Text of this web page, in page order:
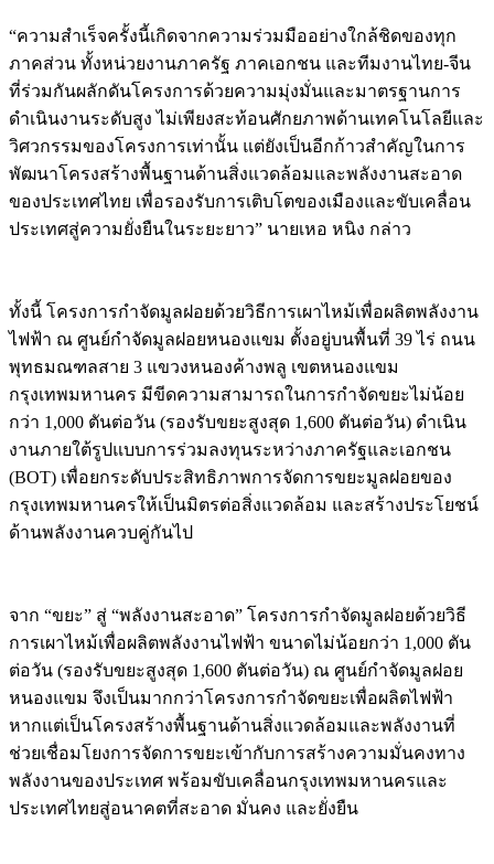
“ความสำเร็จครั้งนี้เกิดจากความร่วมมืออย่างใกล้ชิดของทุก
ภาคส่วน ทั้งหน่วยงานภาครัฐ ภาคเอกชน และทีมงานไทย-จีน
ที่ร่วมกันผลักดันโครงการด้วยความมุ่งมั่นและมาตรฐานการ
ดำเนินงานระดับสูง ไม่เพียงสะท้อนศักยภาพด้านเทคโนโลยีและ
วิศวกรรมของโครงการเท่านั้น แต่ยังเป็นอีกก้าวสำคัญในการ
พัฒนาโครงสร้างพื้นฐานด้านสิ่งแวดล้อมและพลังงานสะอาด
ของประเทศไทย เพื่อรองรับการเติบโตของเมืองและขับเคลื่อน
ประเทศสู่ความยั่งยืนในระยะยาว” นายเหอ หนิง กล่าว
ทั้งนี้ โครงการกำจัดมูลฝอยด้วยวิธีการเผาไหม้เพื่อผลิตพลังงาน
ไฟฟ้า ณ ศูนย์กำจัดมูลฝอยหนองแขม ตั้งอยู่บนพื้นที่ 39 ไร่ ถนน
พุทธมณฑลสาย 3 แขวงหนองค้างพลู เขตหนองแขม
กรุงเทพมหานคร มีขีดความสามารถในการกำจัดขยะไม่น้อย
กว่า 1,000 ตันต่อวัน (รองรับขยะสูงสุด 1,600 ตันต่อวัน) ดำเนิน
งานภายใต้รูปแบบการร่วมลงทุนระหว่างภาครัฐและเอกชน
(BOT) เพื่อยกระดับประสิทธิภาพการจัดการขยะมูลฝอยของ
กรุงเทพมหานครให้เป็นมิตรต่อสิ่งแวดล้อม และสร้างประโยชน์
ด้านพลังงานควบคู่กันไป
จาก “ขยะ” สู่ “พลังงานสะอาด” โครงการกำจัดมูลฝอยด้วยวิธี
การเผาไหม้เพื่อผลิตพลังงานไฟฟ้า ขนาดไม่น้อยกว่า 1,000 ตัน
ต่อวัน (รองรับขยะสูงสุด 1,600 ตันต่อวัน) ณ ศูนย์กำจัดมูลฝอย
หนองแขม จึงเป็นมากกว่าโครงการกำจัดขยะเพื่อผลิตไฟฟ้า
หากแต่เป็นโครงสร้างพื้นฐานด้านสิ่งแวดล้อมและพลังงานที่
ช่วยเชื่อมโยงการจัดการขยะเข้ากับการสร้างความมั่นคงทาง
พลังงานของประเทศ พร้อมขับเคลื่อนกรุงเทพมหานครและ
ประเทศไทยสู่อนาคตที่สะอาด มั่นคง และยั่งยืน